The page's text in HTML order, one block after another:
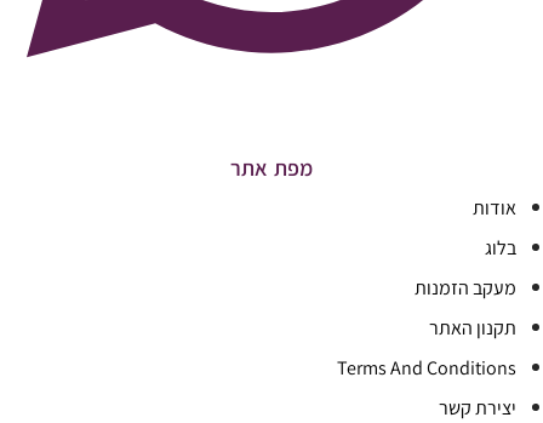
מפת אתר
אודות
בלוג
מעקב הזמנות
תקנון האתר
Terms And Conditions
יצירת קשר